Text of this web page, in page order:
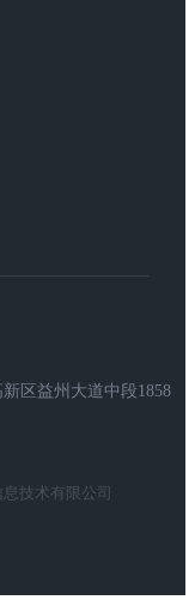
区益州大道中段1858
技术有限公司